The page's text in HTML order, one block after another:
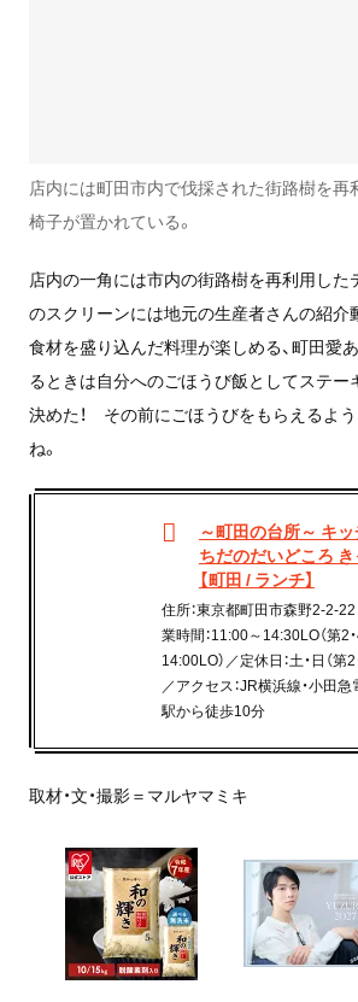
店内には町田市内で伐採された街路樹を再
椅子が置かれている。
店内の一角には市内の街路樹を再利用した
のスクリーンには地元の生産者さんの紹介
食材を盛り込んだ料理が楽しめる、町田愛
るときは自分へのごほうび飯としてステー
決めた！ その前にごほうびをもらえるよ
ね。
～町田の台所～ キッ
ちだのだいどころ き
【町田 / ランチ】
住所：東京都町田市森野2-2-
業時間：11:00～14:30LO（第2
14:00LO）／定休日：土・日（第
／アクセス：JR横浜線・小田
駅から徒歩10分
取材・文・撮影＝マルヤマミキ